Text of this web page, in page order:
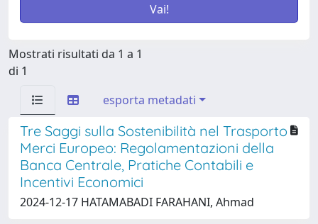
Mostrati risultati da 1 a 1
di 1
esporta metadati
Tre Saggi sulla Sostenibilità nel Trasporto
Merci Europeo: Regolamentazioni della
Banca Centrale, Pratiche Contabili e
Incentivi Economici
2024-12-17 HATAMABADI FARAHANI, Ahmad